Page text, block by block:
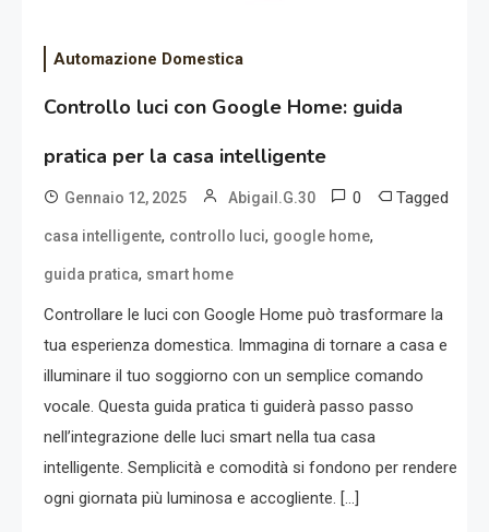
Automazione Domestica
Controllo luci con Google Home: guida
pratica per la casa intelligente
Gennaio 12, 2025 Abigail.G.30 0 Tagged
casa intelligente, controllo luci, google home,
guida pratica, smart home
Controllare le luci con Google Home può trasformare la
tua esperienza domestica. Immagina di tornare a casa e
illuminare il tuo soggiorno con un semplice comando
vocale. Questa guida pratica ti guiderà passo passo
nell’integrazione delle luci smart nella tua casa
intelligente. Semplicità e comodità si fondono per rendere
ogni giornata più luminosa e accogliente. […]